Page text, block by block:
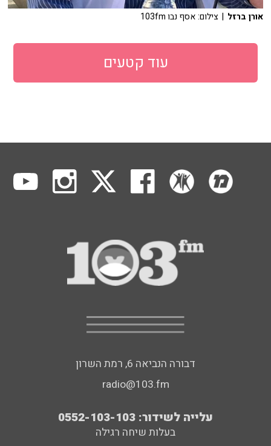
אורן ברזל | צילום: אסף נבו 103fm
עוד קטעים
דבורה הנביאה 6, רמת השרון
radio@103.fm
עלייה לשידור: 0552-103-103
בעלות שיחה רגילה